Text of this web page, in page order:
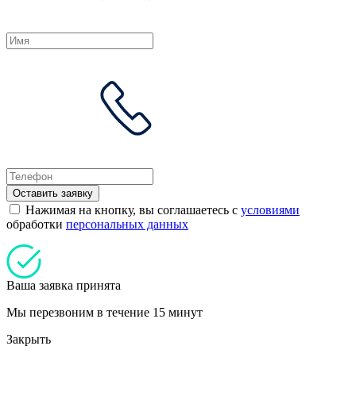
Оставить заявку
Нажимая на кнопку, вы соглашаетесь с условиями
обработки персональных данных
Ваша заявка принята
Мы перезвоним в течение 15 минут
Закрыть